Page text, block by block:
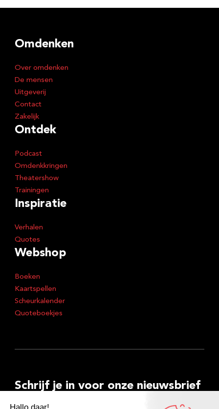
Omdenken
Over omdenken
De mensen
Uitgeverij
Contact
Zakelijk
Ontdek
Podcast
Omdenkkringen
Theatershow
Trainingen
Inspiratie
Verhalen
Quotes
Webshop
Boeken
Kaartspellen
Scheurkalender
Quoteboekjes
Schrijf je in voor onze nieuwsbrief